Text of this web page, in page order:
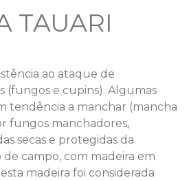
TAUARI
ao ataque de
(fungos e cupins). Algumas
tendência a manchar (mancha
fungos manchadores,
secas e protegidas da
de campo, com madeira em
madeira foi considerada